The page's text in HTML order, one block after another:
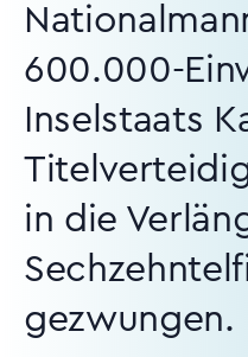
600.000-
Inselstaats
in die
gezwungen.